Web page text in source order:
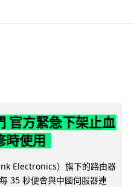
官方緊急下架止血
時使用
Electronics）旗下的路由器
35 秒便會與中國伺服器連